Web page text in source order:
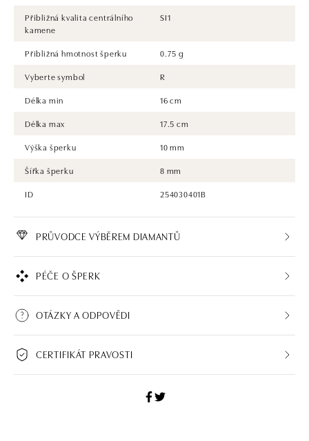
Přibližná kvalita centrálního
kamene
SI1
Přibližná hmotnost šperku
0.75 g
Vyberte symbol
R
Délka min
16 cm
Délka max
17.5 cm
Výška šperku
10 mm
Šířka šperku
8 mm
ID
254030401B
PRŮVODCE VÝBĚREM DIAMANTŮ
PÉČE O ŠPERK
OTÁZKY A ODPOVĚDI
CERTIFIKÁT PRAVOSTI